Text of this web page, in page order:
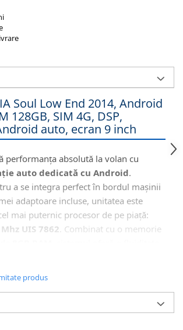
Soul Low End 2014, Android
128GB, SIM 4G, DSP,
auto, ecran 9 inch
performanța absolută la volan cu
auto dedicată cu Android.
a se integra perfect în bordul mașinii
adaptoare incluse, unitatea este
mai puternic procesor de pe piață:
UIS 7862 . Combinat cu o memorie
aplicațiilor complexe. Beneficiezi
DSP + Ieșire Optică) și
prin
produs